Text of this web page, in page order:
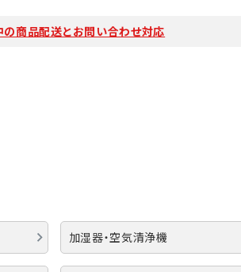
CIRCULIGHT
照明関連
注文確認メールの未着について
の商品配送とお問い合わせ対応
加湿器・空気清浄機